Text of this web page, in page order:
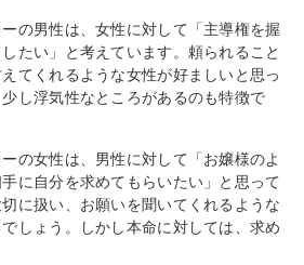
の男性は、女性に対して「主導権を握
たい」と考えています。頼られること
てくれるような女性が好ましいと思っ
し浮気性なところがあるのも特徴で
の女性は、男性に対して「お嬢様のよ
に自分を求めてもらいたい」と思って
に扱い、お願いを聞いてくれるような
しょう。しかし本命に対しては、求め